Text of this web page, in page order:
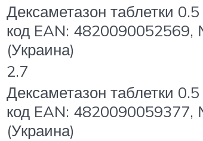
Дексаметазон таблетки
код EAN:
(Украина)
2.7
Дексаметазон таблетки
код EAN:
(Украина)